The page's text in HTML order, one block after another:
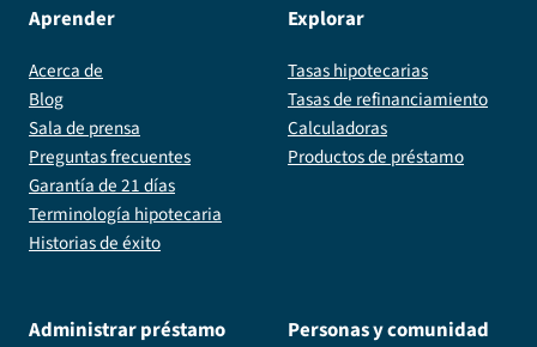
Aprender
Acerca de
Blog
Sala de prensa
Preguntas frecuentes
Garantía de 21 días
Terminología hipotecaria
Historias de éxito
Explorar
Tasas hipotecarias
Tasas de refinanciamiento
Calculadoras
Productos de préstamo
Administrar préstamo Personas y comunidad